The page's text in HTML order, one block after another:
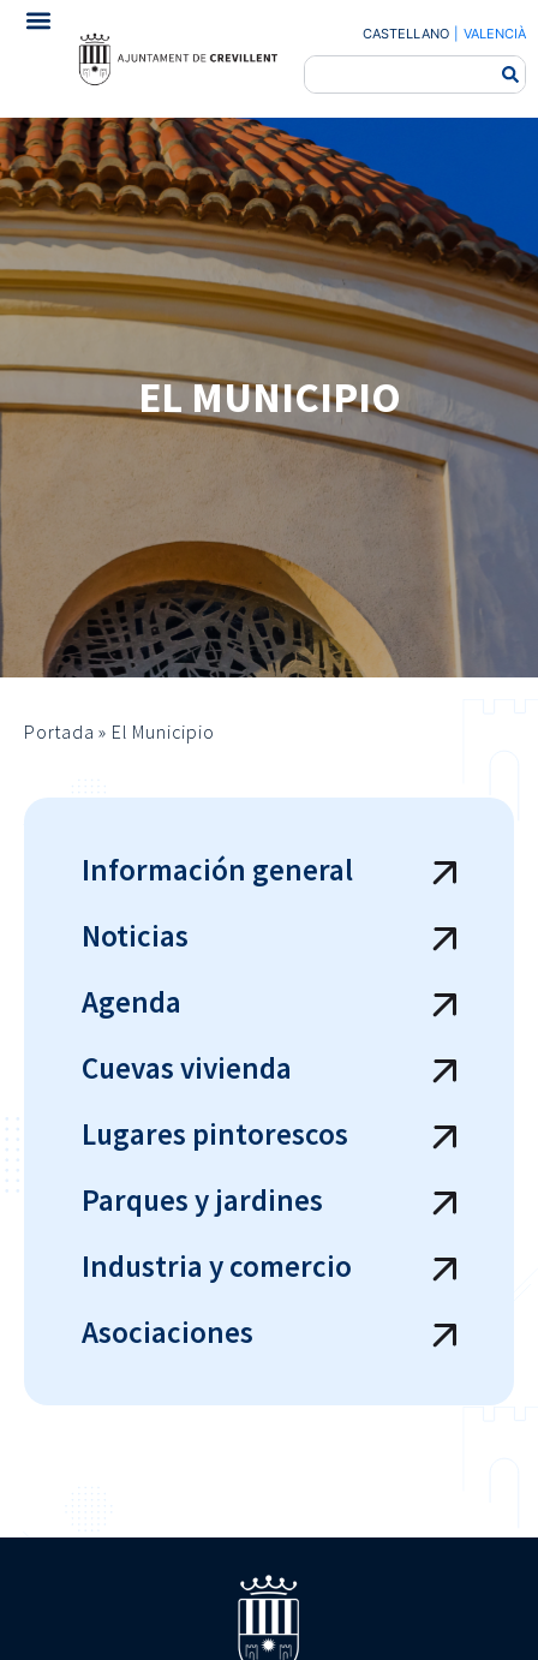
CASTELLANO VALENCIÀ
EL MUNICIPIO
Portada » El Municipio
Información general
Noticias
Agenda
Cuevas vivienda
Lugares pintorescos
Parques y jardines
Industria y comercio
Asociaciones